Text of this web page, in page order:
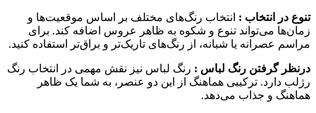
تنوع در انتخاب : انتخاب رنگ‌های مختلف بر اساس موقعیت‌ها و
زمان‌ها می‌تواند تنوع و شکوه به ظاهر عروس اضافه کند. برای
مراسم عصرانه یا شبانه، از رنگ‌های تاریک‌تر و براق‌تر استفاده کنید.
درنظر گرفتن رنگ لباس : رنگ لباس نیز نقش مهمی در انتخاب رنگ
رژلب دارد. ترکیبی هماهنگ از این دو عنصر، به شما یک ظاهر
هماهنگ و جذاب می‌دهد.